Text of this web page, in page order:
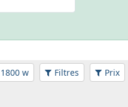
w Filtres Prix